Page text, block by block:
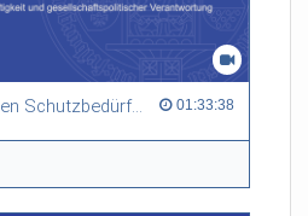
Wissenschaft zwischen Schutzbedürftigkeit und gesellschaftspolitischer Verantwortung 01:33:38